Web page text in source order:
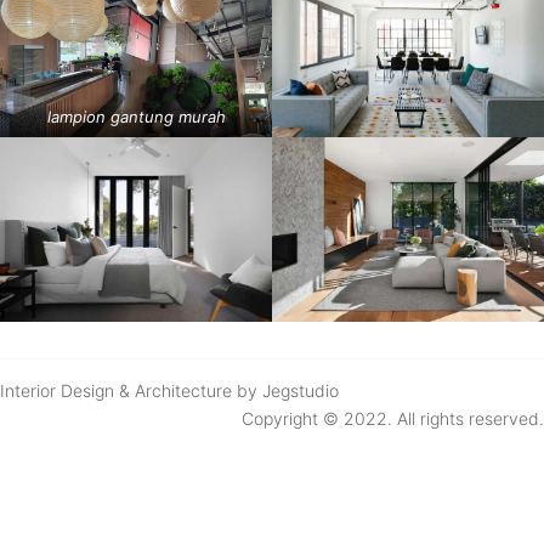
lampion gantung murah
Interior Design & Architecture by Jegstudio
Copyright © 2022. All rights reserved.